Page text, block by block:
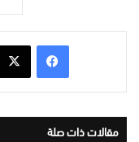
مقالات ذات صلة